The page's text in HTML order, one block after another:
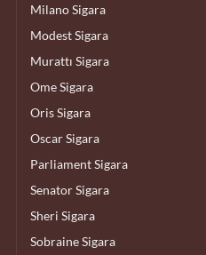
Milano Sigara
Modest Sigara
Murattı Sigara
Ome Sigara
Oris Sigara
Oscar Sigara
Parliament Sigara
Senator Sigara
Sheri Sigara
Sobraine Sigara